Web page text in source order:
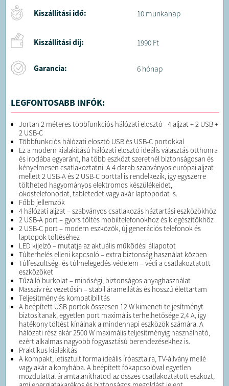
Kiszállítási idő: 10 munkanap
Kiszállítási díj: 1990 Ft
Garancia: 6 hónap
LEGFONTOSABB INFÓK:
Jortan 2 méteres többfunkciós hálózati elosztó - 4 aljzat + 2 USB +
2 USB-C
Többfunkciós hálózati elosztó USB és USB-C portokkal
Ez a modern kialakítású hálózati elosztó ideális választás otthonra
és irodába egyaránt, ha több eszközt szeretnél biztonságosan és
kényelmesen csatlakoztatni. A 4 darab szabványos európai aljzat
mellett 2 USB-A és 2 USB-C porttal is rendelkezik, így egyszerre
töltheted hagyományos elektromos készülékeidet,
okostelefonodat, tabletedet vagy akár laptopodat is.
Főbb jellemzők
4 hálózati aljzat – szabványos csatlakozás háztartási eszközökhöz
2 USB-A port – gyors töltés mobiltelefonokhoz és kiegészítőkhöz
2 USB-C port – modern eszközök, új generációs telefonok és
laptopok töltéséhez
LED kijelző – mutatja az aktuális működési állapotot
Túlterhelés elleni kapcsoló – extra biztonság használat közben
Túlfeszültség- és túlmelegedés-védelem – védi a csatlakoztatott
eszközöket
Tűzálló burkolat – minőségi, biztonságos anyaghasználat
Masszív réz vezetősín – stabil áramellátás és hosszú élettartam
Teljesítmény és kompatibilitás
A beépített USB portok összesen 12 W kimeneti teljesítményt
biztosítanak, egyetlen port maximális terhelhetősége 2,4 A, így
hatékony töltést kínálnak a mindennapi eszközök számára. A
hálózati rész akár 2500 W maximális teljesítményig használható,
ezért alkalmas nagyobb fogyasztású berendezésekhez is.
Praktikus kialakítás
A kompakt, letisztult forma ideális íróasztalra, TV-állvány mellé
vagy akár a konyhába. A beépített főkapcsolóval egyetlen
mozdulattal áramtalaníthatod az összes csatlakoztatott eszközt,